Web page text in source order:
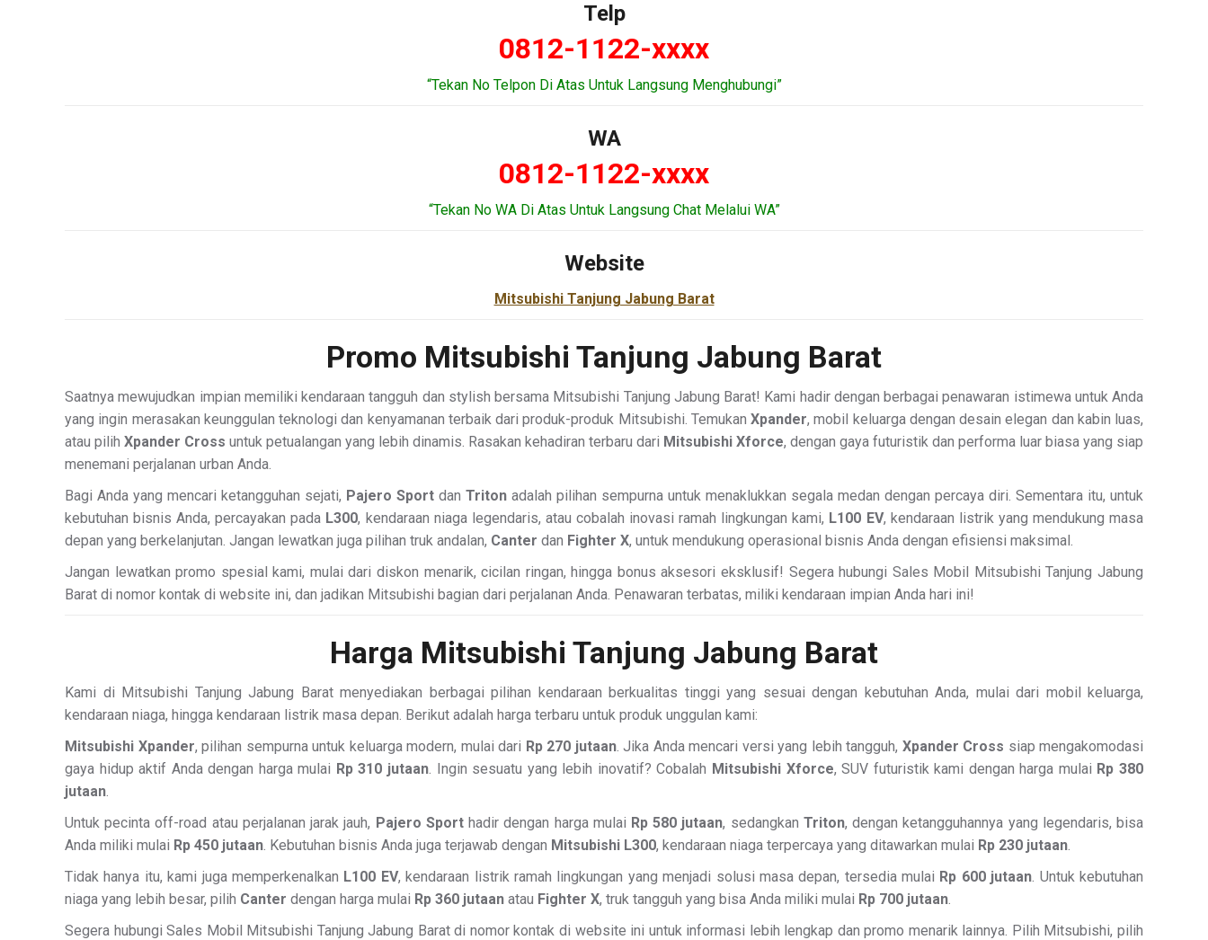
Telp
0812-1122-xxxx
“Tekan No Telpon Di Atas Untuk Langsung Menghubungi”
WA
0812-1122-xxxx
“Tekan No WA Di Atas Untuk Langsung Chat Melalui WA”
Website
Mitsubishi Tanjung Jabung Barat
Promo Mitsubishi Tanjung Jabung Barat
Saatnya mewujudkan impian memiliki kendaraan tangguh dan stylish bersama Mitsubishi Tanjung Jabung Barat! Kami hadir dengan berbagai penawaran istimewa untuk Anda
yang ingin merasakan keunggulan teknologi dan kenyamanan terbaik dari produk-produk Mitsubishi. Temukan Xpander, mobil keluarga dengan desain elegan dan kabin luas,
atau pilih Xpander Cross untuk petualangan yang lebih dinamis. Rasakan kehadiran terbaru dari Mitsubishi Xforce, dengan gaya futuristik dan performa luar biasa yang siap
menemani perjalanan urban Anda.
Bagi Anda yang mencari ketangguhan sejati, Pajero Sport dan Triton adalah pilihan sempurna untuk menaklukkan segala medan dengan percaya diri. Sementara itu, untuk
kebutuhan bisnis Anda, percayakan pada L300, kendaraan niaga legendaris, atau cobalah inovasi ramah lingkungan kami, L100 EV, kendaraan listrik yang mendukung masa
depan yang berkelanjutan. Jangan lewatkan juga pilihan truk andalan, Canter dan Fighter X, untuk mendukung operasional bisnis Anda dengan efisiensi maksimal.
Jangan lewatkan promo spesial kami, mulai dari diskon menarik, cicilan ringan, hingga bonus aksesori eksklusif! Segera hubungi Sales Mobil Mitsubishi Tanjung Jabung
Barat di nomor kontak di website ini, dan jadikan Mitsubishi bagian dari perjalanan Anda. Penawaran terbatas, miliki kendaraan impian Anda hari ini!
Harga Mitsubishi Tanjung Jabung Barat
Kami di Mitsubishi Tanjung Jabung Barat menyediakan berbagai pilihan kendaraan berkualitas tinggi yang sesuai dengan kebutuhan Anda, mulai dari mobil keluarga,
kendaraan niaga, hingga kendaraan listrik masa depan. Berikut adalah harga terbaru untuk produk unggulan kami:
Mitsubishi Xpander, pilihan sempurna untuk keluarga modern, mulai dari Rp 270 jutaan. Jika Anda mencari versi yang lebih tangguh, Xpander Cross siap mengakomodasi
gaya hidup aktif Anda dengan harga mulai Rp 310 jutaan. Ingin sesuatu yang lebih inovatif? Cobalah Mitsubishi Xforce, SUV futuristik kami dengan harga mulai Rp 380
jutaan.
Untuk pecinta off-road atau perjalanan jarak jauh, Pajero Sporthadir dengan harga mulai Rp 580 jutaan, sedangkan Triton, dengan ketangguhannya yang legendaris, bisa
Anda miliki mulai Rp 450 jutaan. Kebutuhan bisnis Anda juga terjawab dengan Mitsubishi L300, kendaraan niaga terpercaya yang ditawarkan mulai Rp 230 jutaan.
Tidak hanya itu, kami juga memperkenalkan L100 EV, kendaraan listrik ramah lingkungan yang menjadi solusi masa depan, tersedia mulai Rp 600 jutaan. Untuk kebutuhan
niaga yang lebih besar, pilih Canter dengan harga mulai Rp 360 jutaan atau Fighter X, truk tangguh yang bisa Anda miliki mulai Rp 700 jutaan.
Segera hubungi Sales Mobil Mitsubishi Tanjung Jabung Barat di nomor kontak di website ini untuk informasi lebih lengkap dan promo menarik lainnya. Pilih Mitsubishi, pilih